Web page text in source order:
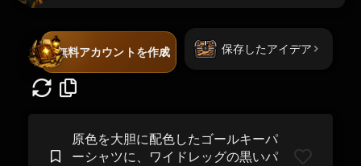
無料アカウントを作成 保存したアイデア
原色を大胆に配色したゴールキーパ
ーシャツに、ワイドレッグの黒いパ